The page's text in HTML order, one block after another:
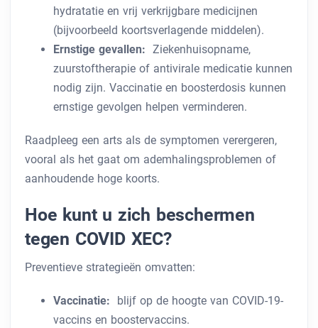
hydratatie en vrij verkrijgbare medicijnen
(bijvoorbeeld koortsverlagende middelen).
Ernstige gevallen: Ziekenhuisopname,
zuurstoftherapie of antivirale medicatie kunnen
nodig zijn. Vaccinatie en boosterdosis kunnen
ernstige gevolgen helpen verminderen.
Raadpleeg een arts als de symptomen verergeren,
vooral als het gaat om ademhalingsproblemen of
aanhoudende hoge koorts.
Hoe kunt u zich beschermen
tegen COVID XEC?
Preventieve strategieën omvatten:
Vaccinatie: blijf op de hoogte van COVID-19-
vaccins en boostervaccins.